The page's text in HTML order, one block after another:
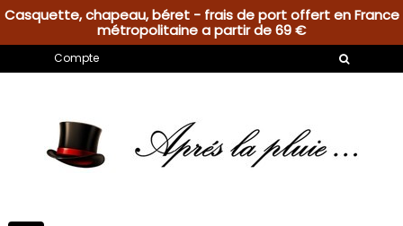
Casquette, chapeau, béret - frais de port offert en France
métropolitaine a partir de 69 €
Compte